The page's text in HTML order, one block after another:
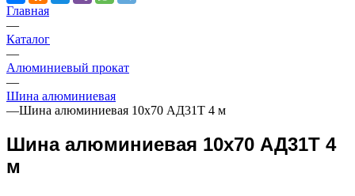
Главная
—
Каталог
—
Алюминиевый прокат
—
Шина алюминиевая
—Шина алюминиевая 10х70 АД31Т 4 м
Шина алюминиевая 10х70 АД31Т 4
м